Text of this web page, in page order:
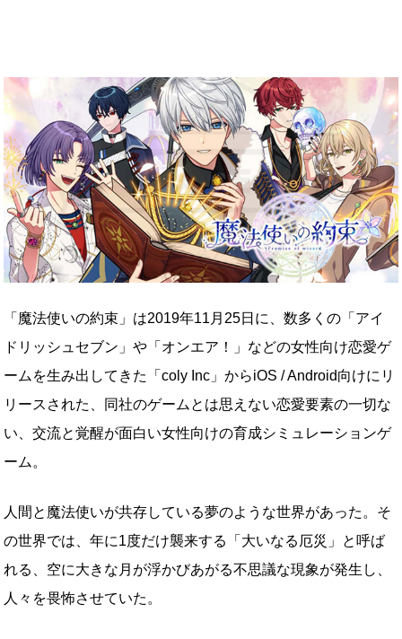
「魔法使いの約束」は2019年11月25日に、数多くの「アイ
ドリッシュセブン」や「オンエア！」などの女性向け恋愛ゲ
ームを生み出してきた「coly Inc」からiOS / Android向けにリ
リースされた、同社のゲームとは思えない恋愛要素の一切な
い、交流と覚醒が面白い女性向けの育成シミュレーションゲ
ーム。
人間と魔法使いが共存している夢のような世界があった。そ
の世界では、年に1度だけ襲来する「大いなる厄災」と呼ば
れる、空に大きな月が浮かびあがる不思議な現象が発生し、
人々を畏怖させていた。